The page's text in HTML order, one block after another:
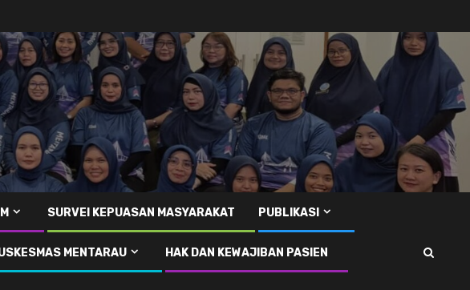
SURVEI KEPUASAN MASYARAKAT PUBLIKASI
MENTARAU HAK DAN KEWAJIBAN PASIEN